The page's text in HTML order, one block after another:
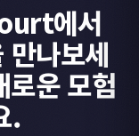
에서
만나보세
운 모험
.